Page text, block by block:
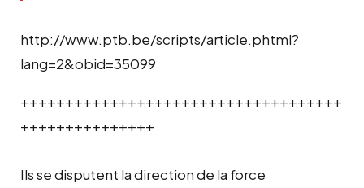
http://www.ptb.be/scripts/article.phtml?
lang=2&obid=35099
++++++++++++++++++++++++++++++++++++
+++++++++++++++
Ils se disputent la direction de la force